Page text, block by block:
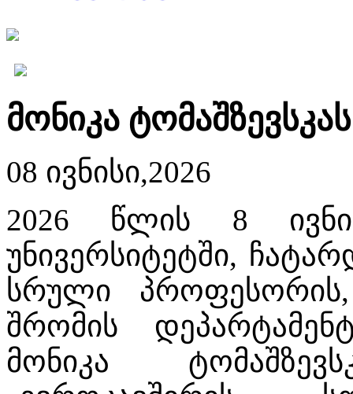
მონიკა
08 ივნისი,2026
2026 წლის 8
უნივერსიტეტში,
სრული პროფესორის,
შრომის
მონიკა